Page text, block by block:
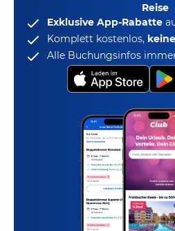
Reise
Exklusive App-Rabatte
Komplett kostenlos,
Alle Buchungsinfos